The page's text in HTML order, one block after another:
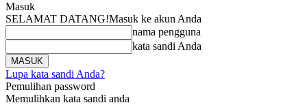
Masuk
SELAMAT DATANG!Masuk ke akun Anda
nama pengguna
kata sandi Anda
Lupa kata sandi Anda?
Pemulihan password
Memulihkan kata sandi anda